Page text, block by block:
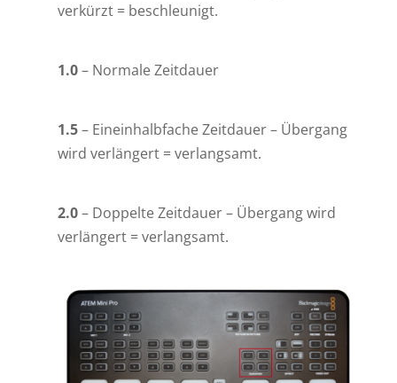
verkürzt = beschleunigt.
1.0– Normale Zeitdauer
1.5– Eineinhalbfache Zeitdauer – Übergang
wird verlängert = verlangsamt.
2.0– Doppelte Zeitdauer – Übergang wird
verlängert = verlangsamt.